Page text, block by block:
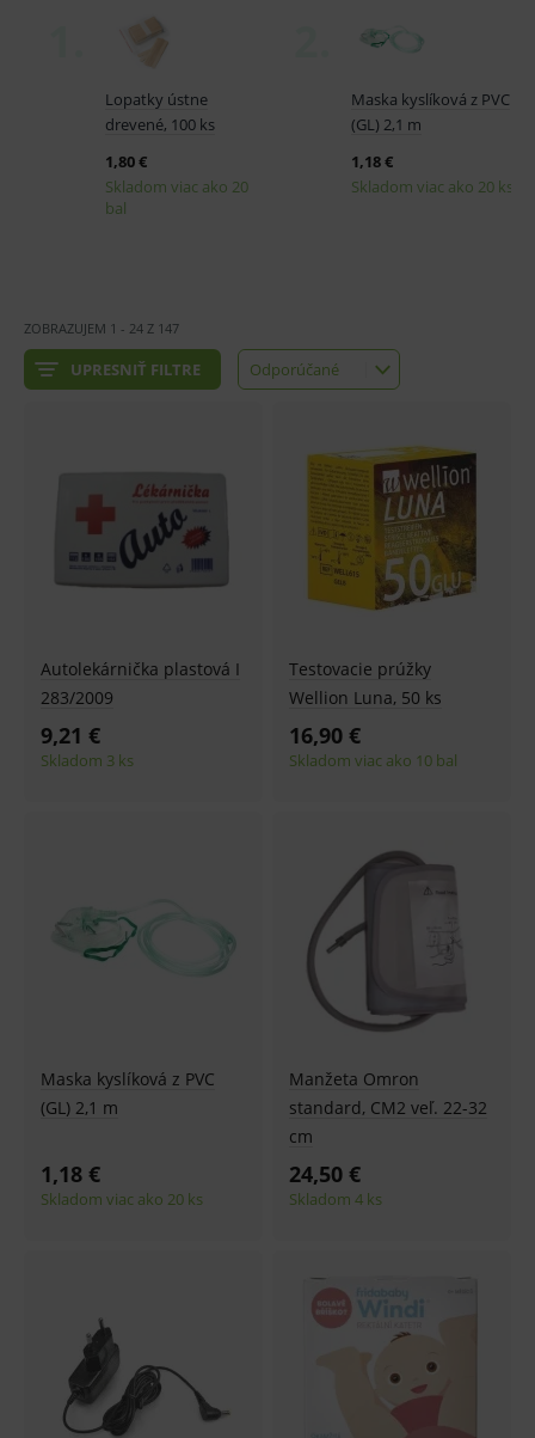
UPRESNIŤ FILTRE Odporúčané
Odporúčané
ZOBRAZUJEM 1 - 24 Z 147
Autolekárnička plastová I
283/2009
9,21 €
Skladom 3 ks
Testovacie prúžky
Wellion Luna, 50 ks
16,90 €
Skladom viac ako 10 bal
Maska kyslíková z PVC
(GL) 2,1 m
1,18 €
Skladom viac ako 20 ks
Manžeta Omron
standard, CM2 veľ. 22-32
cm
24,50 €
Skladom 4 ks